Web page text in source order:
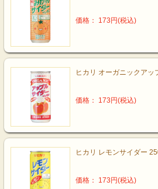
価格： 173円(税込)
ヒカリ オーガニックアッ
価格： 173円(税込)
ヒカリ レモンサイダー
価格： 173円(税込)